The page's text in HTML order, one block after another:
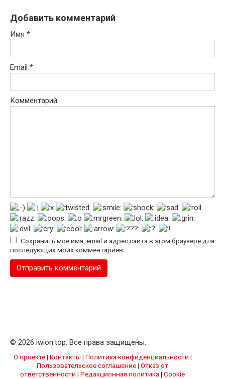
Добавить комментарий
Имя *
Email *
Комментарий
Сохранить моё имя, email и адрес сайта в этом браузере для
последующих моих комментариев.
© 2026 iwion.top. Все права защищены.
О проекте| Контакты | Политика конфиденциальности |
Пользовательское соглашение| Отказ от
ответственности | Редакционная политика | Cookie